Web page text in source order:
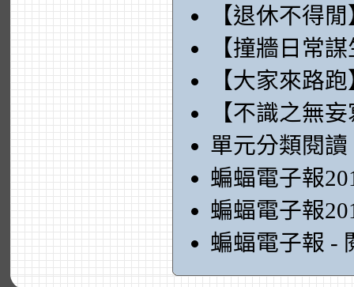
【退休不得
【撞牆日常
【大家來路
【不識之無
單元分類閱讀
蝙蝠電子報
蝙蝠電子報
蝙蝠電子報 -